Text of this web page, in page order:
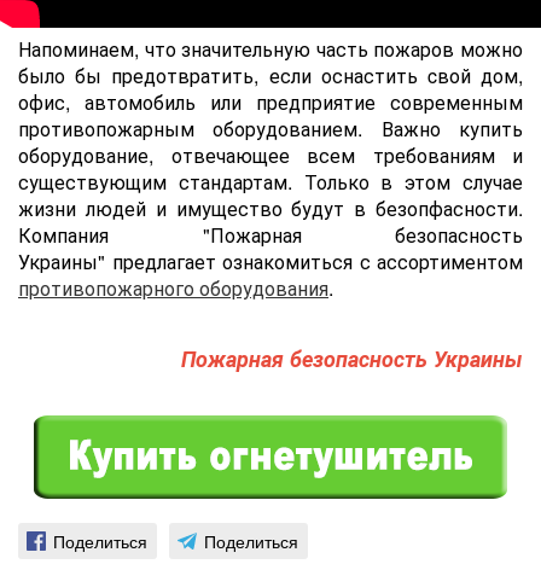
Напоминаем, что значительную часть пожаров можно
было бы предотвратить, если оснастить cвой дом,
офис, автомобиль или предприятие современным
противопожарным оборудованием. Важно купить
оборудование, отвечающее всем требованиям и
существующим стандартам. Только в этом случае
жизни людей и имущество будут в безопфасности.
Компания "Пожарная безопасность
Украины" предлагает ознакомиться с ассортиментом
противопожарного оборудования.
Пожарная безопасность Украины
Поделиться Поделиться